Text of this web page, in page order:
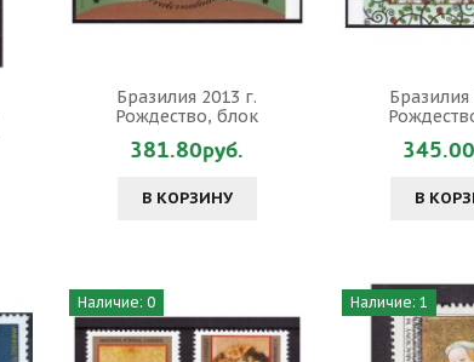
Бразилия 2013 г.
Рождество, блок
381.80руб.
В КОРЗИНУ
Бразилия
В
Наличие: 0 Наличие: 1